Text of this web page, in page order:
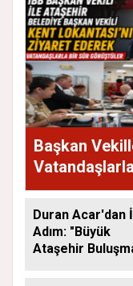
Başkan
Duran Acar'dan
Adım: "Büyük
Ataşehir